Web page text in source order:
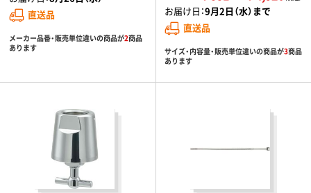
直送品
メーカー品番・販売単位違いの商品が2商品
あります
お届け日：9月2日（水）まで
直送品
サイズ・内容量・販売単位違いの商品が3商品
あります